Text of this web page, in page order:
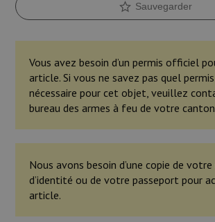
Sauvegarder
Vous avez besoin d’un permis officiel
article. Si vous ne savez pas quel
nécessaire pour cet objet, veuillez
bureau des armes à feu de votre
Nous avons besoin d’une copie de
d’identité ou de votre passeport pour
article.